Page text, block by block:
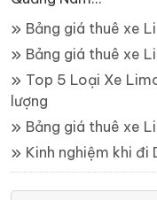
Bảng giá thuê xe
Bảng giá thuê xe
Top 5 Loại Xe
lượng
Bảng giá thuê xe
Kinh nghiệm khi đi